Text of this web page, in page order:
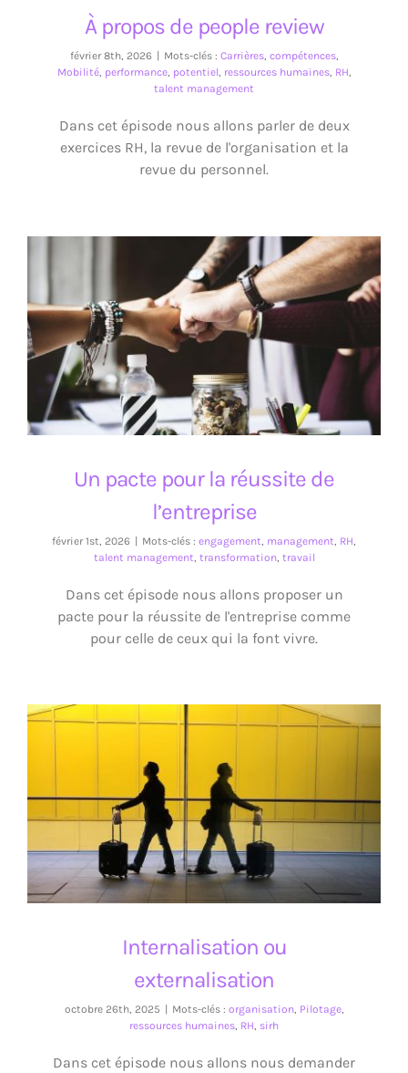
À propos de people review
février 8th, 2026 Mots-clés : Carrières, compétences,
Mobilité, performance, potentiel, ressources humaines, RH,
talent management
Dans cet épisode nous allons parler de deux
exercices RH, la revue de l'organisation et la
revue du personnel.
Un pacte pour la réussite de l’entreprise
Un pacte pour la réussite de
l’entreprise
février 1st, 2026 Mots-clés : engagement, management, RH,
talent management, transformation, travail
Dans cet épisode nous allons proposer un
pacte pour la réussite de l'entreprise comme
pour celle de ceux qui la font vivre.
Internalisation ou externalisation
Internalisation ou
externalisation
octobre 26th, 2025 Mots-clés : organisation, Pilotage,
ressources humaines, RH, sirh
Dans cet épisode nous allons nous demander